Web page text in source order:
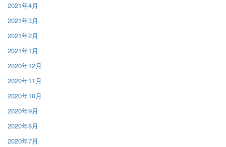
2021年4月
2021年3月
2021年2月
2021年1月
2020年12月
2020年11月
2020年10月
2020年9月
2020年8月
2020年7月